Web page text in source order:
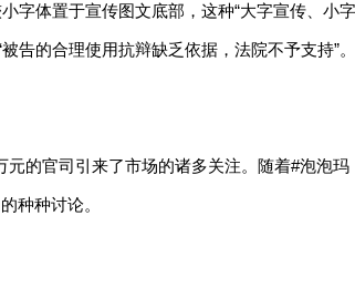
字体置于宣传图文底部，这种“大字宣传、小字
告的合理使用抗辩缺乏依据，法院不予支持”。
的官司引来了市场的诸多关注。随着#泡泡玛
种种讨论。